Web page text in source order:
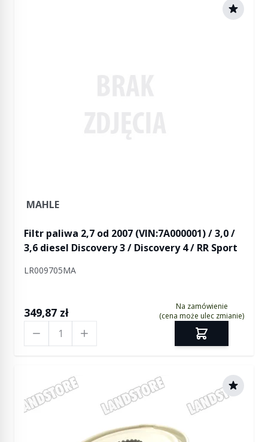
MAHLE
Filtr paliwa 2,7 od 2007 (VIN:7A000001) / 3,0 /
3,6 diesel Discovery 3 / Discovery 4 / RR Sport
LR009705MA
349,87 zł
Na zamówienie
(cena może ulec zmianie)